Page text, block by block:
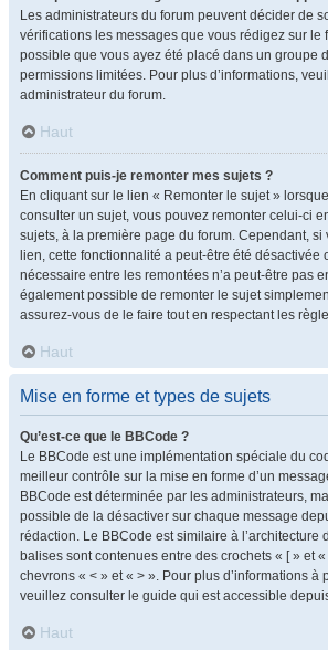
Les administrateurs du forum peuvent décider de
vérifications les messages que vous rédigez sur le
possible que vous ayez été placé dans un groupe
permissions limitées. Pour plus d’informations,
administrateur du forum.
Haut
Comment puis-je remonter mes sujets ?
En cliquant sur le lien « Remonter le sujet »
consulter un sujet, vous pouvez remonter celui-ci
sujets, à la première page du forum. Cependant, si
lien, cette fonctionnalité a peut-être été désactivée
nécessaire entre les remontées n’a peut-être pas
également possible de remonter le sujet
assurez-vous de le faire tout en respectant les
Haut
Mise en forme et types de sujets
Qu’est-ce que le BBCode ?
Le BBCode est une implémentation spéciale du
meilleur contrôle sur la mise en forme d’un
BBCode est déterminée par les administrateurs,
possible de la désactiver sur chaque message
rédaction. Le BBCode est similaire à l’architecture
balises sont contenues entre des crochets « [ » et
chevrons « < » et « > ». Pour plus d’informations à
veuillez consulter le guide qui est accessible
Haut